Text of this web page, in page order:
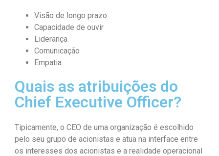
Visão de longo prazo
Capacidade de ouvir
Liderança
Comunicação
Empatia
Quais as atribuições do
Chief Executive Officer?
Tipicamente, o CEO de uma organização é escolhido
pelo seu grupo de acionistas e atua na interface entre
os interesses dos acionistas e a realidade operacional